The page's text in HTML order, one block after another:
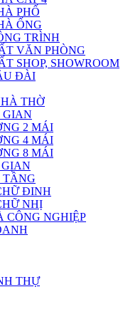
PHỐ
ỐNG
TRÌNH
VĂN PHÒNG
SHOP, SHOWROOM
ĐÀI
THỜ
GIAN
2 MÁI
4 MÁI
8 MÁI
TẦNG
ĐINH
NHỊ
CÔNG NGHIỆP
THỰ